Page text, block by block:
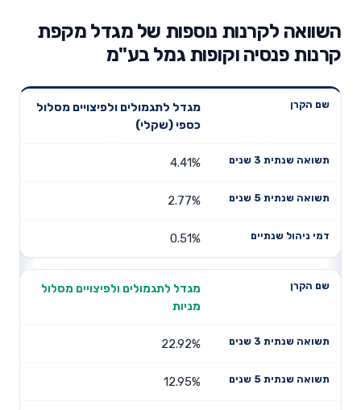
השוואה לקרנות נוספות של מגדל מקפת
קרנות פנסיה וקופות גמל בע"מ
שנתית 3
תשואה
דמי ניהול
מגדל לתגמולים ולפיצויים מסלול
כספי (שקלי)
4.41%
2.77%
0.51%
מגדל לתגמולים ולפיצויים מסלול
מניות
22.92%
12.95%